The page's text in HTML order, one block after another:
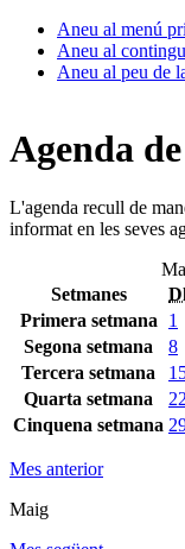
Aneu al menú
Aneu al
Aneu al peu de
Agenda
L'agenda recull de
informat en les seves
Setmanes
Primera setmana
1
Segona setmana
8
Tercera setmana
Quarta setmana
22
Cinquena setmana
Mes anterior
Maig